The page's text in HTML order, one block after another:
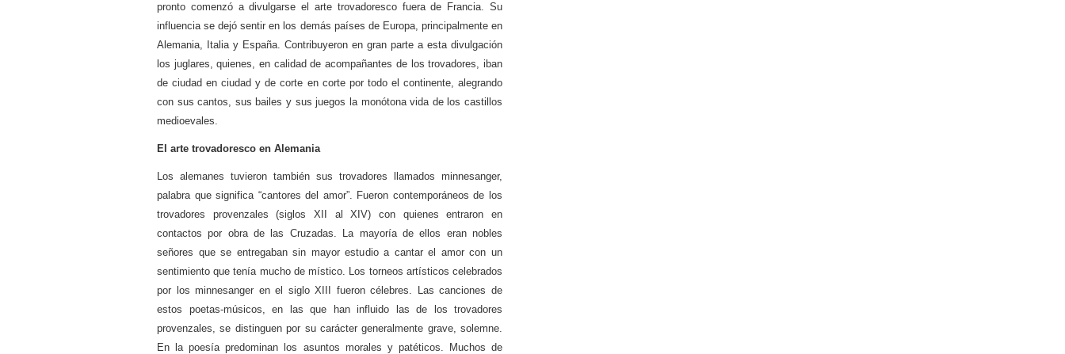
pronto comenzó a divulgarse el arte trovadoresco fuera de Francia. Su
influencia se dejó sentir en los demás países de Europa, principalmente en
Alemania, Italia y España. Contribuyeron en gran parte a esta divulgación
los juglares, quienes, en calidad de acompañantes de los trovadores, iban
de ciudad en ciudad y de corte en corte por todo el continente, alegrando
con sus cantos, sus bailes y sus juegos la monótona vida de los castillos
medioevales.
El arte trovadoresco en Alemania
Los alemanes tuvieron también sus trovadores llamados minnesanger,
palabra que significa “cantores del amor”. Fueron contemporáneos de los
trovadores provenzales (siglos XII al XIV) con quienes entraron en
contactos por obra de las Cruzadas. La mayoría de ellos eran nobles
señores que se entregaban sin mayor estudio a cantar el amor con un
sentimiento que tenía mucho de místico. Los torneos artísticos celebrados
por los minnesanger en el siglo XIII fueron célebres. Las canciones de
estos poetas-músicos, en las que han influido las de los trovadores
provenzales, se distinguen por su carácter generalmente grave, solemne.
En la poesía predominan los asuntos morales y patéticos. Muchos de